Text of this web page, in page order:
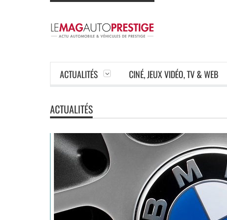
ACTUALITÉS CINÉ, JEUX VIDÉO, TV & WEB
ACTUALITÉS